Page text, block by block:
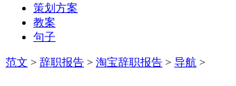
策划方案
教案
句子
范文 > 辞职报告 > 淘宝辞职报告 > 导航 >